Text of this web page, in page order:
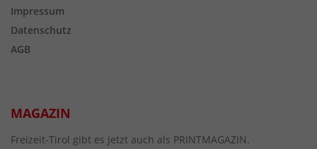
Impressum
Datenschutz
AGB
MAGAZIN
Freizeit-Tirol gibt es jetzt auch als PRINTMAGAZIN.